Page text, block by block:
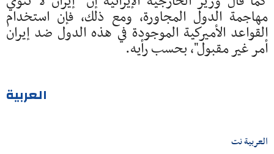
مهاجمة الدول المجاورة، ومع ذلك، فإن استخدام
القواعد الأميركية الموجودة في هذه الدول ضد إيران
أمر غير مقبول"، بحسب رأيه.
العربية
العربية نت